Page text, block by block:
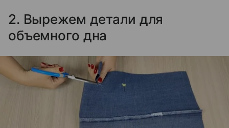
2. Вырежем детали для
объемного дна